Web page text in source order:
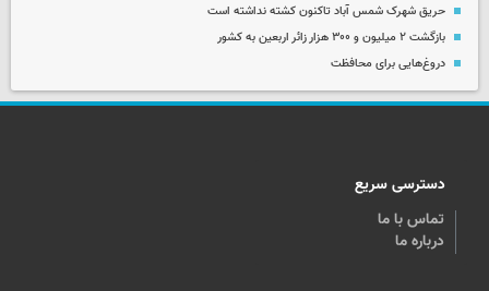
حریق شهرک شمس آباد تاکنون کشته نداشته است
بازگشت ۲ میلیون و ۳۰۰ هزار زائر اربعین به کشور
دروغ‌هایی برای محافظت
دسترسی سریع
تماس با ما
درباره ما